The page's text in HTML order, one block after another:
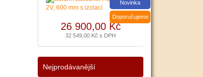
Novinka
Doporučujeme
26 900,00 Kč
32 549,00 Kč s DPH
Nejprodávanější